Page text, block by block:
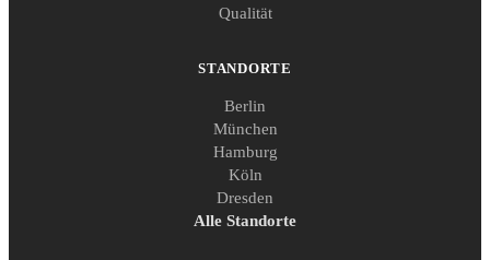
Qualität
STANDORTE
Berlin
München
Hamburg
Köln
Dresden
Alle Standorte